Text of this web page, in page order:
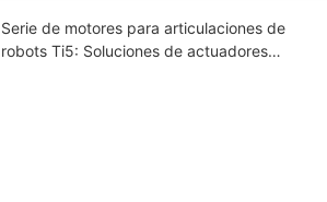
Serie de motores para articulaciones de
robots Ti5: Soluciones de actuadores